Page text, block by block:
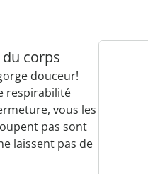
corps
douceur!
respirabilité
vous les
pas sont
laissent pas de